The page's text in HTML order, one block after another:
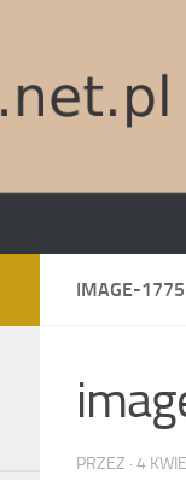
IMAGE-
PRZEZ · 4